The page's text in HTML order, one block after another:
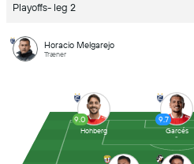
Playoffs- leg 2
Horacio Melgarejo
Træner
9.0
Hohberg
9.7
Garcés